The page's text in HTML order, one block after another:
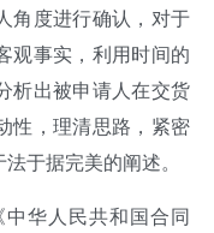
角度进行确认，对于
观事实，利用时间的
析出被申请人在交货
性，理清思路，紧密
于据完美的阐述。
华人民共和国合同